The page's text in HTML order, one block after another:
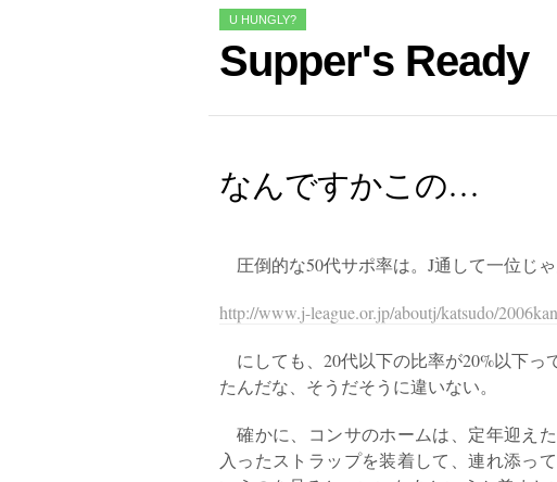
U HUNGLY?
Supper's Ready
なんですかこの…
圧倒的な50代サポ率は。J通して一位じゃ
http://www.j-league.or.jp/aboutj/katsudo/
にしても、20代以下の比率が20%以下
たんだな、そうだそうに違いない。
確かに、コンサのホームは、定年迎え
入ったストラップを装着して、連れ添っ